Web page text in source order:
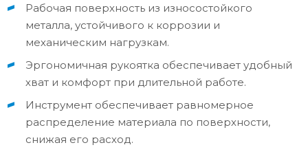
Рабочая поверхность из износостойкого
металла, устойчивого к коррозии и
механическим нагрузкам.
Эргономичная рукоятка обеспечивает удобный
хват и комфорт при длительной работе.
Инструмент обеспечивает равномерное
распределение материала по поверхности,
снижая его расход.